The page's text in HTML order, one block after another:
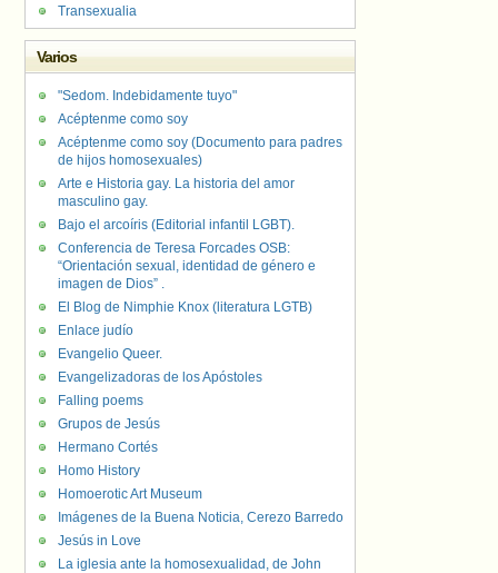
Transexualia
Varios
"Sedom. Indebidamente tuyo"
Acéptenme como soy
Acéptenme como soy (Documento para padres
de hijos homosexuales)
Arte e Historia gay. La historia del amor
masculino gay.
Bajo el arcoíris (Editorial infantil LGBT).
Conferencia de Teresa Forcades OSB:
“Orientación sexual, identidad de género e
imagen de Dios” .
El Blog de Nimphie Knox (literatura LGTB)
Enlace judío
Evangelio Queer.
Evangelizadoras de los Apóstoles
Falling poems
Grupos de Jesús
Hermano Cortés
Homo History
Homoerotic Art Museum
Imágenes de la Buena Noticia, Cerezo Barredo
Jesús in Love
La iglesia ante la homosexualidad, de John